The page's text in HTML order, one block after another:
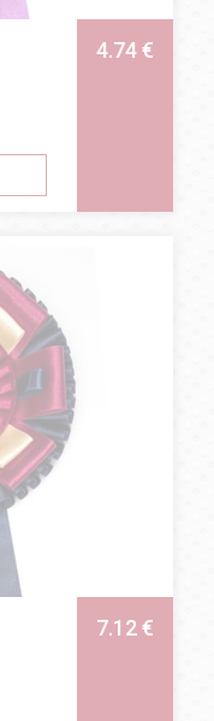
4.74 €
7.12 €